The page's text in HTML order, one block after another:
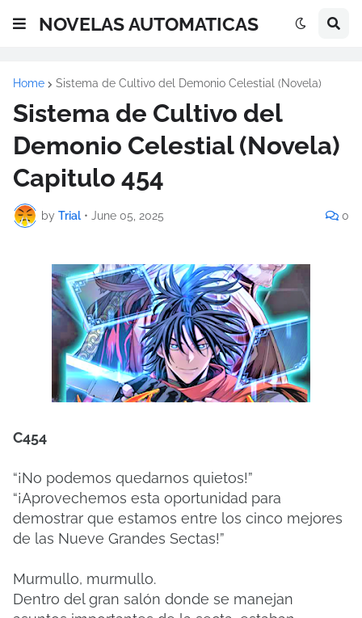
NOVELAS AUTOMATICAS
Home Sistema de Cultivo del Demonio Celestial (Novela)
Sistema de Cultivo del
Demonio Celestial (Novela)
Capitulo 454
by Trial • June 05, 2025 0
C454
“¡No podemos quedarnos quietos!”
“¡Aprovechemos esta oportunidad para
demostrar que estamos entre los cinco mejores
de las Nueve Grandes Sectas!”
Murmullo, murmullo.
Dentro del gran salón donde se manejan